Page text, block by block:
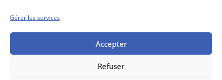
Gérer les services
Accepter
Refuser
Conseils boursiers depuis 1952
Propos Utiles est
une publication